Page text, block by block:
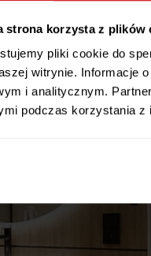
strona korzysta z plików
pliki cookie do
witrynie. Informacje
i analitycznym.
podczas korzystania z